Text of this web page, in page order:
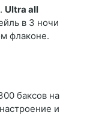
Ultra all
в 3 ночи
флаконе.
баксов на
и